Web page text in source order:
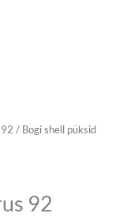
/ Bogi shell püksid
92